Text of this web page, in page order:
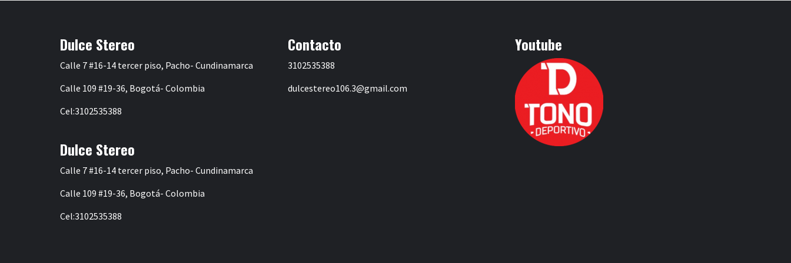
Dulce Stereo
Calle 7 #16-14 tercer piso, Pacho- Cundinamarca
Calle 109 #19-36, Bogotá- Colombia
Cel:3102535388
Dulce Stereo
Calle 7 #16-14 tercer piso, Pacho- Cundinamarca
Calle 109 #19-36, Bogotá- Colombia
Cel:3102535388
Contacto
3102535388
dulcestereo106.3@gmail.com
Youtube